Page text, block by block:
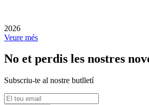
2026
Veure més
No et perdis les nostres
Subscriu-te al nostre butlletí